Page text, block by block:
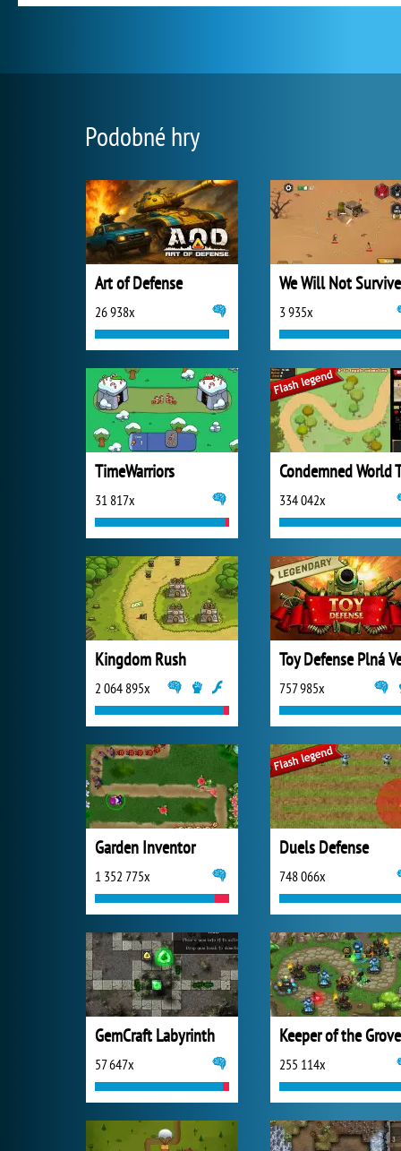
Podobné hry
Art of Defense
26 938x
We Will Not Survive
3 935x
TimeWarriors
31 817x
Condemned World
334 042x
Kingdom Rush
2 064 895x 757 985x
Garden Inventor
1 352 775x
Duels Defense
748 066x
GemCraft Labyrinth
57 647x
Keeper of the
255 114x